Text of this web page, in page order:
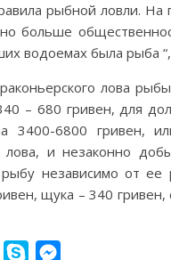
рыбной ловли.
больше
водоемах была рыба
лова
– 680 гривен, для
3400-6800
и незаконно
независимо от ее
щука – 340